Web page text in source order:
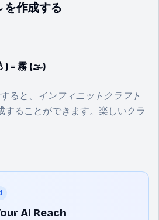
作成する
= 霧 (🌫️)
ると、
インフィニットクラフト
することができます。楽しいクラ
AI Reach